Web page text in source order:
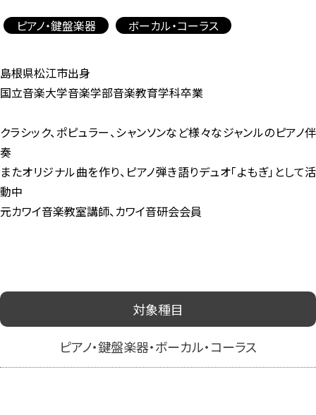
ピアノ・鍵盤楽器 ボーカル・コーラス
島根県松江市出身
国立音楽大学音楽学部音楽教育学科卒業
クラシック、ポピュラー、シャンソンなど様々なジャンルのピアノ伴
奏
またオリジナル曲を作り、ピアノ弾き語りデュオ「よもぎ」として活
動中
元カワイ音楽教室講師、カワイ音研会会員
対象種目
ピアノ・鍵盤楽器・ボーカル・コーラス